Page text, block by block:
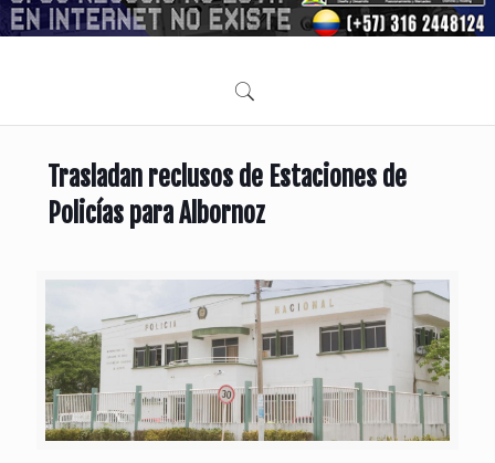
Trasladan reclusos de Estaciones de
Policías para Albornoz